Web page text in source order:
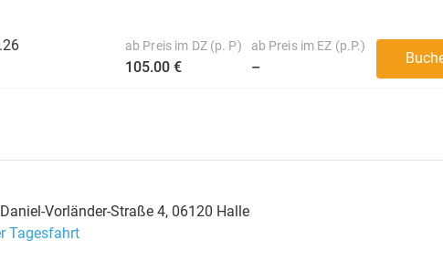
ab Preis im DZ (p. P)
105.00 €
ab Preis im EZ (p.P.)
–
Vorländer-Straße 4, 06120 Halle
Tagesfahrt